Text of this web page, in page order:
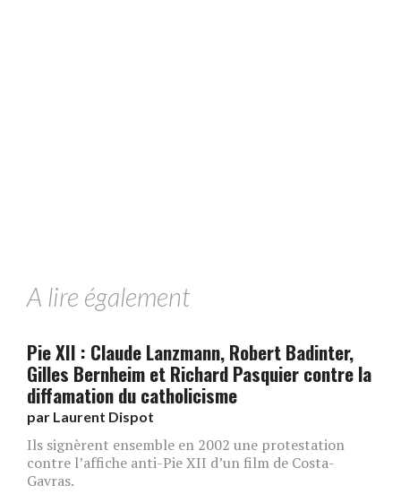
A lire également
Pie XII : Claude Lanzmann, Robert Badinter,
Gilles Bernheim et Richard Pasquier contre la
diffamation du catholicisme
par Laurent Dispot
Ils signèrent ensemble en 2002 une protestation
contre l’affiche anti-Pie XII d’un film de Costa-
Gavras.